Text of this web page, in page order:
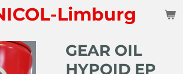
Limburg
GEAR OIL
HYPOID EP